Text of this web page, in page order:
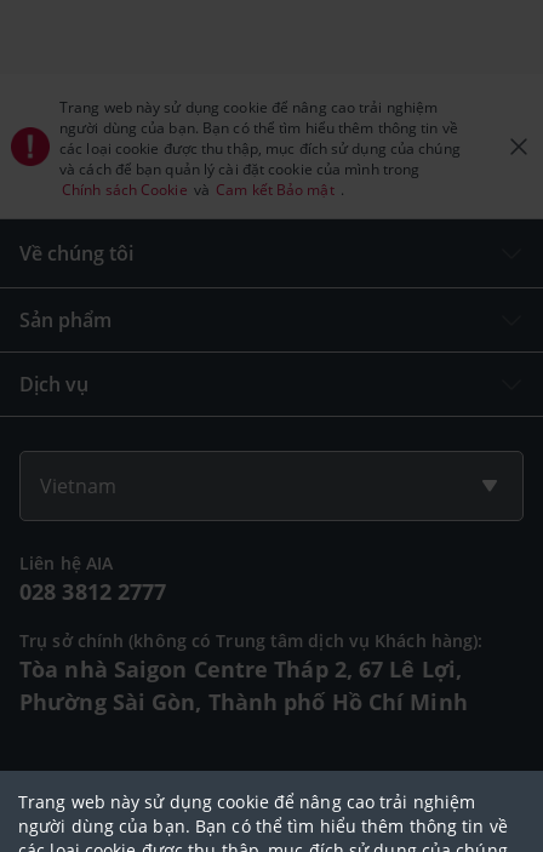
Trang web này sử dụng cookie để nâng cao trải nghiệm
người dùng của bạn. Bạn có thể tìm hiểu thêm thông tin về
các loại cookie được thu thập, mục đích sử dụng của chúng
và cách để bạn quản lý cài đặt cookie của mình trong
Chính sách Cookie và Cam kết Bảo mật .
Về chúng tôi
Sản phẩm
Dịch vụ
Vietnam
Liên hệ AIA
028 3812 2777
Trụ sở chính (không có Trung tâm dịch vụ Khách hàng):
Tòa nhà Saigon Centre Tháp 2, 67 Lê Lợi,
Phường Sài Gòn, Thành phố Hồ Chí Minh
Đại lý Ngoại hạng AIA|Điều khoản sử dụng |Cam kết bảo mật|Chính
Trang web này sử dụng cookie để nâng cao trải nghiệm
người dùng của bạn. Bạn có thể tìm hiểu thêm thông tin về